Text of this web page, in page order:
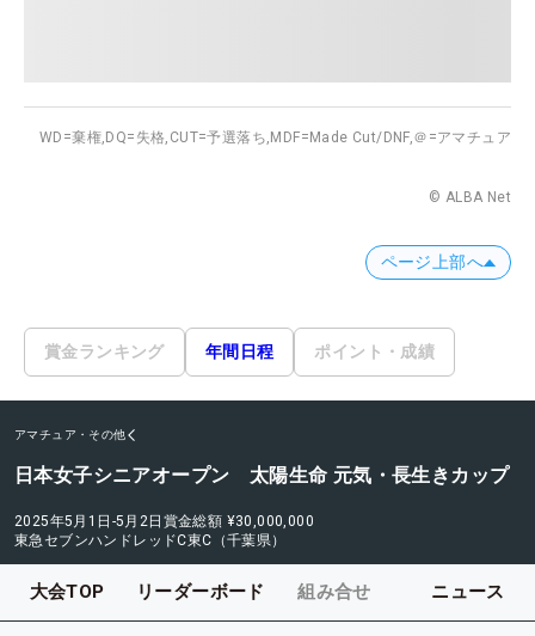
WD=棄権, DQ=失格, CUT=予選落ち, MDF=Made Cut/DNF,＠=アマチュア
© ALBA Net
ページ上部へ
賞金ランキング 年間日程 ポイント・成績
アマチュア・その他
日本女子シニアオープン 太陽生命 元気・長生きカップ
2025年5月1日-5月2日 賞金総額 ¥30,000,000
東急セブンハンドレッドC東C（千葉県）
大会TOP リーダーボード 組み合せ ニュース